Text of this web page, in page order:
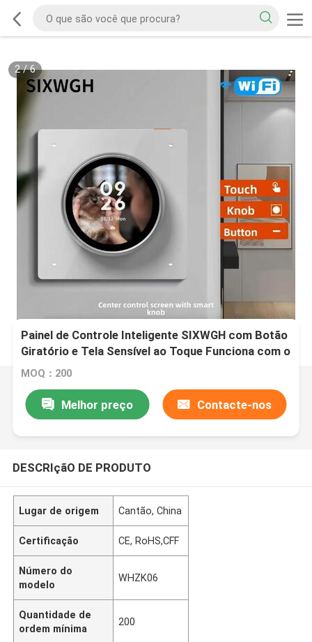
2/6
Painel de Controle Inteligente SIXWGH com Botão
Giratório e Tela Sensível ao Toque Funciona com o
Aplicativo Tuya Smart Life para Controle de Cena
MOQ：200
Melhor preço Contacte-nos
DESCRIçãO DE PRODUTO
Lugar de origem Cantão, China
Certificação CE, RoHS,CFF
Número do
modelo
WHZK06
Quantidade de
ordem mínima
200